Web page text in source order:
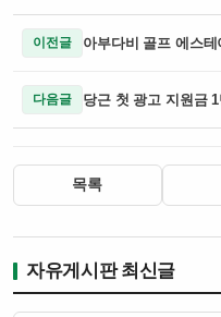
이전글
다음글
목록
자유게시판 최신글